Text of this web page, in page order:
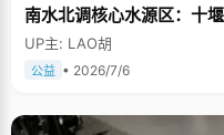
南水北调核心水源区：十堰
UP主: LAO胡
公益 • 2026/7/6